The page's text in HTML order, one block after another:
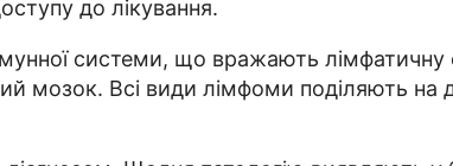
до лікування.
системи, що вражають лімфатичну
мозок. Всі види лімфоми поділяють